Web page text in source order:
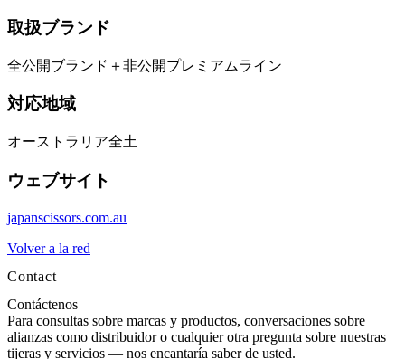
取扱ブランド
全公開ブランド＋非公開プレミアムライン
対応地域
オーストラリア全土
ウェブサイト
japanscissors.com.au
Volver a la red
Contact
Contáctenos
Para consultas sobre marcas y productos, conversaciones sobre
alianzas como distribuidor o cualquier otra pregunta sobre nuestras
tijeras y servicios — nos encantaría saber de usted.